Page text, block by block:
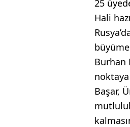
25
Hali
Burhan
Başar,